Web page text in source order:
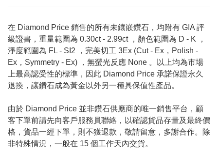
在 Diamond Price 銷售的所有未鑲嵌鑽石，均附有 GIA 評
級證書，重量範圍為 0.30ct - 2.99ct ，顏色範圍為 D - K ，
淨度範圍為 FL - SI2 ，完美切工 3Ex (Cut - Ex，Polish -
Ex，Symmetry - Ex) ，無螢光反應 None 。以上均為市場
上最高認受性的標準，因此 Diamond Price 承諾保證永久
退換，讓鑽石成為黃金以外另一種具保值性產品。
由於 Diamond Price 並非鑽石供應商的唯一銷售平台，顧
客下單前請先向客戶服務員聯絡，以確認貨品存量及最終價
格，貨品一經下單，則不獲退款，敬請留意，多謝合作。除
非特殊情況，一般在 15 個工作天內交貨。